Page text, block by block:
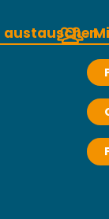
austauschen